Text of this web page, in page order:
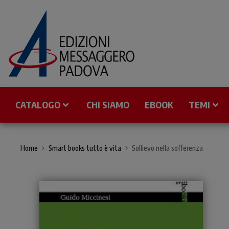
CATALOGO CHI SIAMO EBOOK TEMI
Home Smart books tutto è vita Sollievo nella sofferenza